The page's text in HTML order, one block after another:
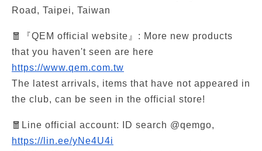
Road, Taipei, Taiwan
🧧『QEM official website』: More new products
that you haven't seen are here
https://www.qem.com.tw
The latest arrivals, items that have not appeared in
the club, can be seen in the official store!
https://lin.ee/yNe4U4i